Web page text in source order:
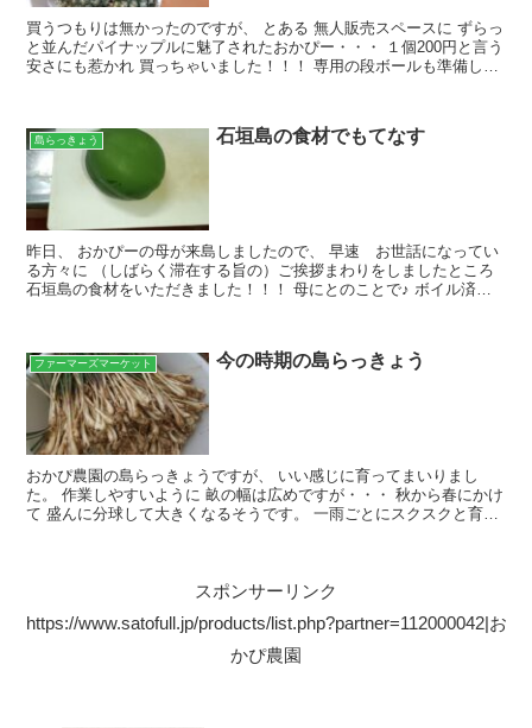
買うつもりは無かったのですが、 とある 無人販売スペースに ずらっ
と並んだパイナップルに魅了されたおかぴー・・・ １個200円と言う
安さにも惹かれ 買っちゃいました！！！ 専用の段ボールも準備して
島らっきょう 石垣島の食材でもてなす
昨日、 おかぴーの母が来島しましたので、 早速 お世話になってい
る方々に （しばらく滞在する旨の）ご挨拶まわりをしましたところ
石垣島の食材をいただきました！！！ 母にとのことで♪ ボイル済み
ファーマーズマーケット 今の時期の島らっきょう
おかぴ農園の島らっきょうですが、 いい感じに育ってまいりまし
た。 作業しやすいように 畝の幅は広めですが・・・ 秋から春にかけ
て 盛んに分球して大きくなるそうです。 一雨ごとにスクスクと育っ
スポンサーリンク
https://www.satofull.jp/products/list.php?partner=112000042|お
かぴ農園